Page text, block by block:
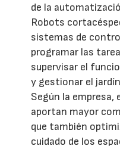
de la
Robots
sistemas de
programar las
supervisar el
y gestionar el
Según la
aportan mayor
que también
cuidado de los